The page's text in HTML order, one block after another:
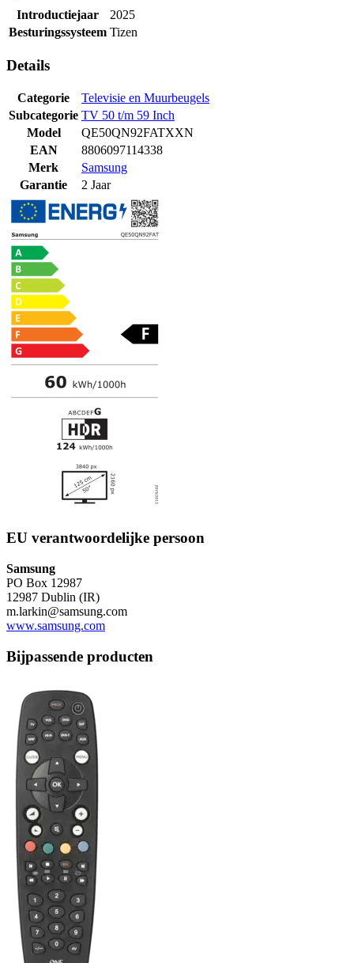
Introductiejaar
2025
Besturingssysteem Tizen
Details
Categorie
Televisie en Muurbeugels
Subcategorie TV 50 t/m 59 Inch
Model
QE50QN92FATXXN
EAN
8806097114338
Merk
Samsung
Garantie
2 Jaar
EU verantwoordelijke persoon
Samsung
PO Box 12987
12987 Dublin (IR)
m.larkin@samsung.com
www.samsung.com
Bijpassende producten